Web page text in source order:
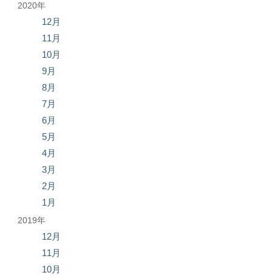
2020年
12月
11月
10月
9月
8月
7月
6月
5月
4月
3月
2月
1月
2019年
12月
11月
10月